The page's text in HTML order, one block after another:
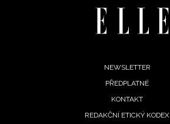
NEWSLETTER
PŘEDPLATNÉ
KONTAKT
REDAKČNÍ ETICKÝ KODEX